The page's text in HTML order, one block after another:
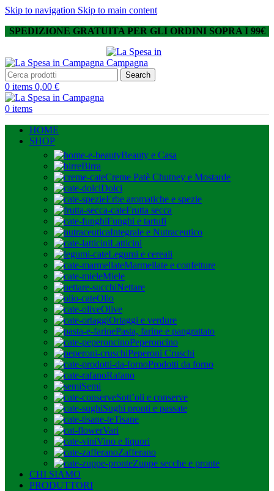
Skip to navigation Skip to main content
SPEDIZIONE GRATUITA PER GLI ORDINI SOPRA I 99€
Search
0 items 0,00 €
0 items
HOME
SHOP
Beauty e Casa
Birra
Creme Patè Chutney e Mostarde
Dolci
Erbe aromatiche e spezie
Frutta secca
Funghi e tartufi
Integrale e Nutraceutico
Latticini
Legumi e cereali
Marmellate e confetture
Miele
Nettare
Olio
Olive
Ortaggi e verdure
Pasta, farine e pangrattato
Peperoncino
Peperoni Cruschi
Prodotti da forno
Rafano
Semi
Sott’oli e conserve
Sughi pronti e passate
Tisane
Vari
Vino e liquori
Zafferano
Zuppe secche e pronte
CHI SIAMO
PRODUTTORI